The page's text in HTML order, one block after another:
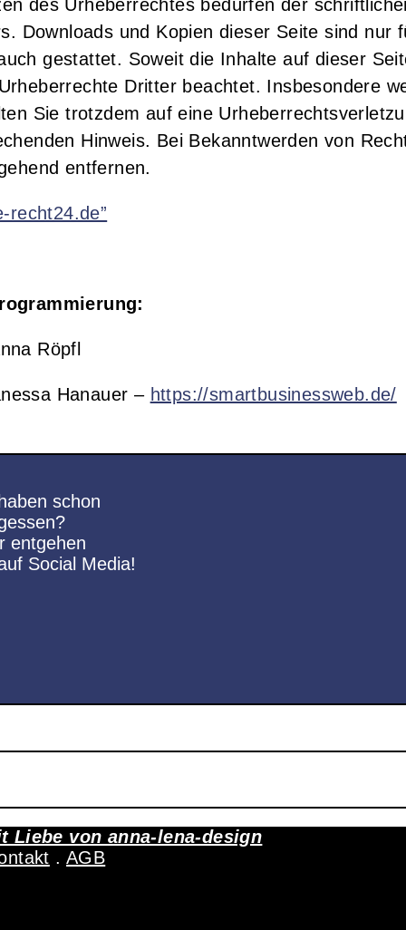
des Urheberrechtes bedürfen der
Downloads und Kopien dieser Seite sind nur
gestattet. Soweit die Inhalte auf dieser
Dritter beachtet. Insbesondere
Sie trotzdem auf eine
Hinweis. Bei Bekanntwerden von
entfernen.
recht24.de”
Röpfl
Hanauer – https://smartbusinessweb.de/
schon
entgehen
Social Media!
Liebe von anna-lena-design
.AGB